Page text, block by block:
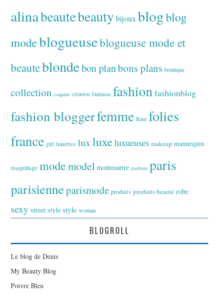
alinabeautebeauty bijoux blogblog
modeblogueuseblogueuse mode et
beauteblondebon planbons plans boutique
collection coquine création fantaisie fashionfashionblog
fashion bloggerfemme fleur folies
france girl lunettes luxluxeluxueuses makeup mannequin
maquillage modemodel montmartre parfum paris
parisienneparismode produits produits beauté robe
sexy street style style woman
BLOGROLL
Le blog de Denis
My Beauty Blog
Poivre Bleu